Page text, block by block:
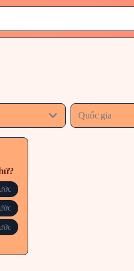
Quốc gia